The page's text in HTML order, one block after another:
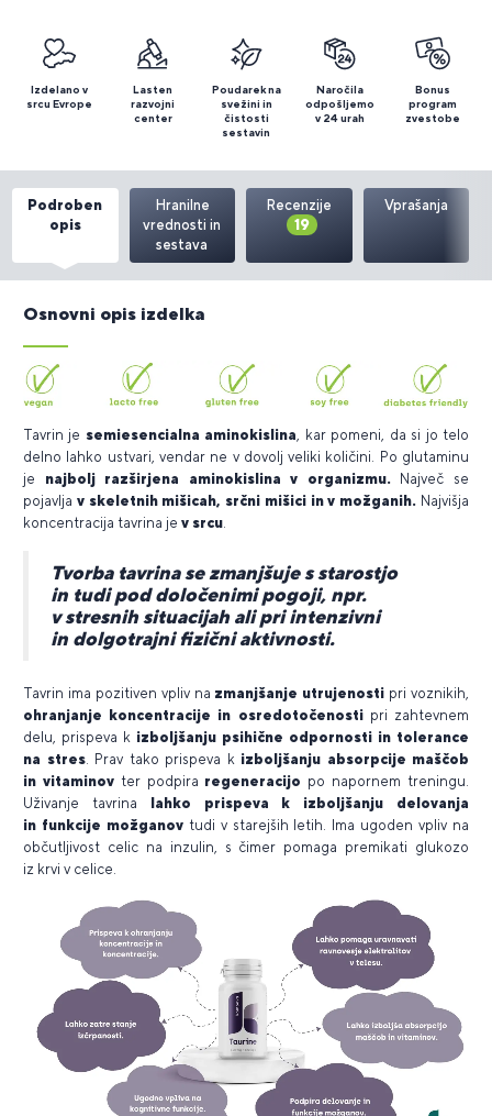
Izdelano v
srcu Evrope
Lasten
razvojni
center
Poudarek na
svežini in
čistosti
sestavin
Naročila
odpošljemo
v 24 urah
Bonus
program
zvestobe
Podroben
opis
Hranilne
vrednosti in
sestava
Recenzije
19
Vprašanja
Osnovni opis izdelka
Tavrin je semiesencialna aminokislina, kar pomeni, da si jo telo
delno lahko ustvari, vendar ne v dovolj veliki količini. Po glutaminu
je najbolj razširjena aminokislina v organizmu.Največ se
pojavlja v skeletnih mišicah, srčni mišici in v možganih. Najvišja
koncentracija tavrina je v srcu.
Tvorba tavrina se zmanjšuje s starostjo
in tudi pod določenimi pogoji, npr.
v stresnih situacijah ali pri intenzivni
in dolgotrajni fizični aktivnosti.
Tavrin ima pozitiven vpliv na zmanjšanje utrujenosti pri voznikih,
ohranjanje koncentracije in osredotočenostipri zahtevnem
delu, prispeva k izboljšanju psihične odpornosti in tolerance
na stres. Prav tako prispeva k izboljšanju absorpcije maščob
in vitaminovter podpira regeneracijo po napornem treningu.
Uživanje tavrina
lahko prispeva k izboljšanju delovanja
in funkcije možganovtudi v starejših letih. Ima ugoden vpliv na
občutljivost celic na inzulin, s čimer pomaga premikati glukozo
iz krvi v celice.